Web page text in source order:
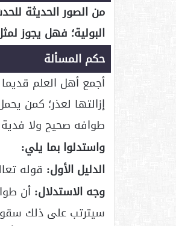
من الصور الحديثة
البولية؛ فهل يجوز
حكم المسألة
أجمع أهل العلم
إزالتها لعذر؛ كمن
طوافه صحيح ولا
واستدلوا بما يلي:
الدليل الأول: قوله
وجه الاستدلال: أن
سيترتب على ذلك سقوط